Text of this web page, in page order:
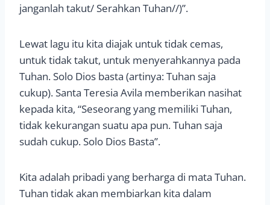
janganlah takut/ Serahkan Tuhan//)”.
Lewat lagu itu kita diajak untuk tidak cemas,
untuk tidak takut, untuk menyerahkannya pada
Tuhan. Solo Dios basta (artinya: Tuhan saja
cukup). Santa Teresia Avila memberikan nasihat
kepada kita, “Seseorang yang memiliki Tuhan,
tidak kekurangan suatu apa pun. Tuhan saja
sudah cukup. Solo Dios Basta”.
Kita adalah pribadi yang berharga di mata Tuhan.
Tuhan tidak akan membiarkan kita dalam